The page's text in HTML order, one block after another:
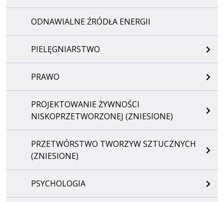
ODNAWIALNE ŹRÓDŁA ENERGII
PIELĘGNIARSTWO
PRAWO
PROJEKTOWANIE ŻYWNOŚCI
NISKOPRZETWORZONEJ (ZNIESIONE)
PRZETWÓRSTWO TWORZYW SZTUCZNYCH
(ZNIESIONE)
PSYCHOLOGIA